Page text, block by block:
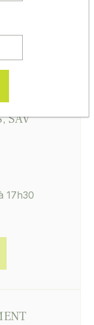
indispensable
avec le
aucune
SAV
17h30